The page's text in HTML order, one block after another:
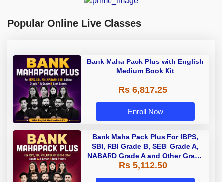
Popular Online Live Classes
Bank Maha Pack Plus with English
Medium Book Kit
Rs 6,817.25
Enroll Now
Bank Maha Pack Plus For IBPS,
SBI, RBI Grade B, SEBI Grade A,
NABARD Grade A and Other Grade
A & Grade B Bank Exams
Rs 5,112.50